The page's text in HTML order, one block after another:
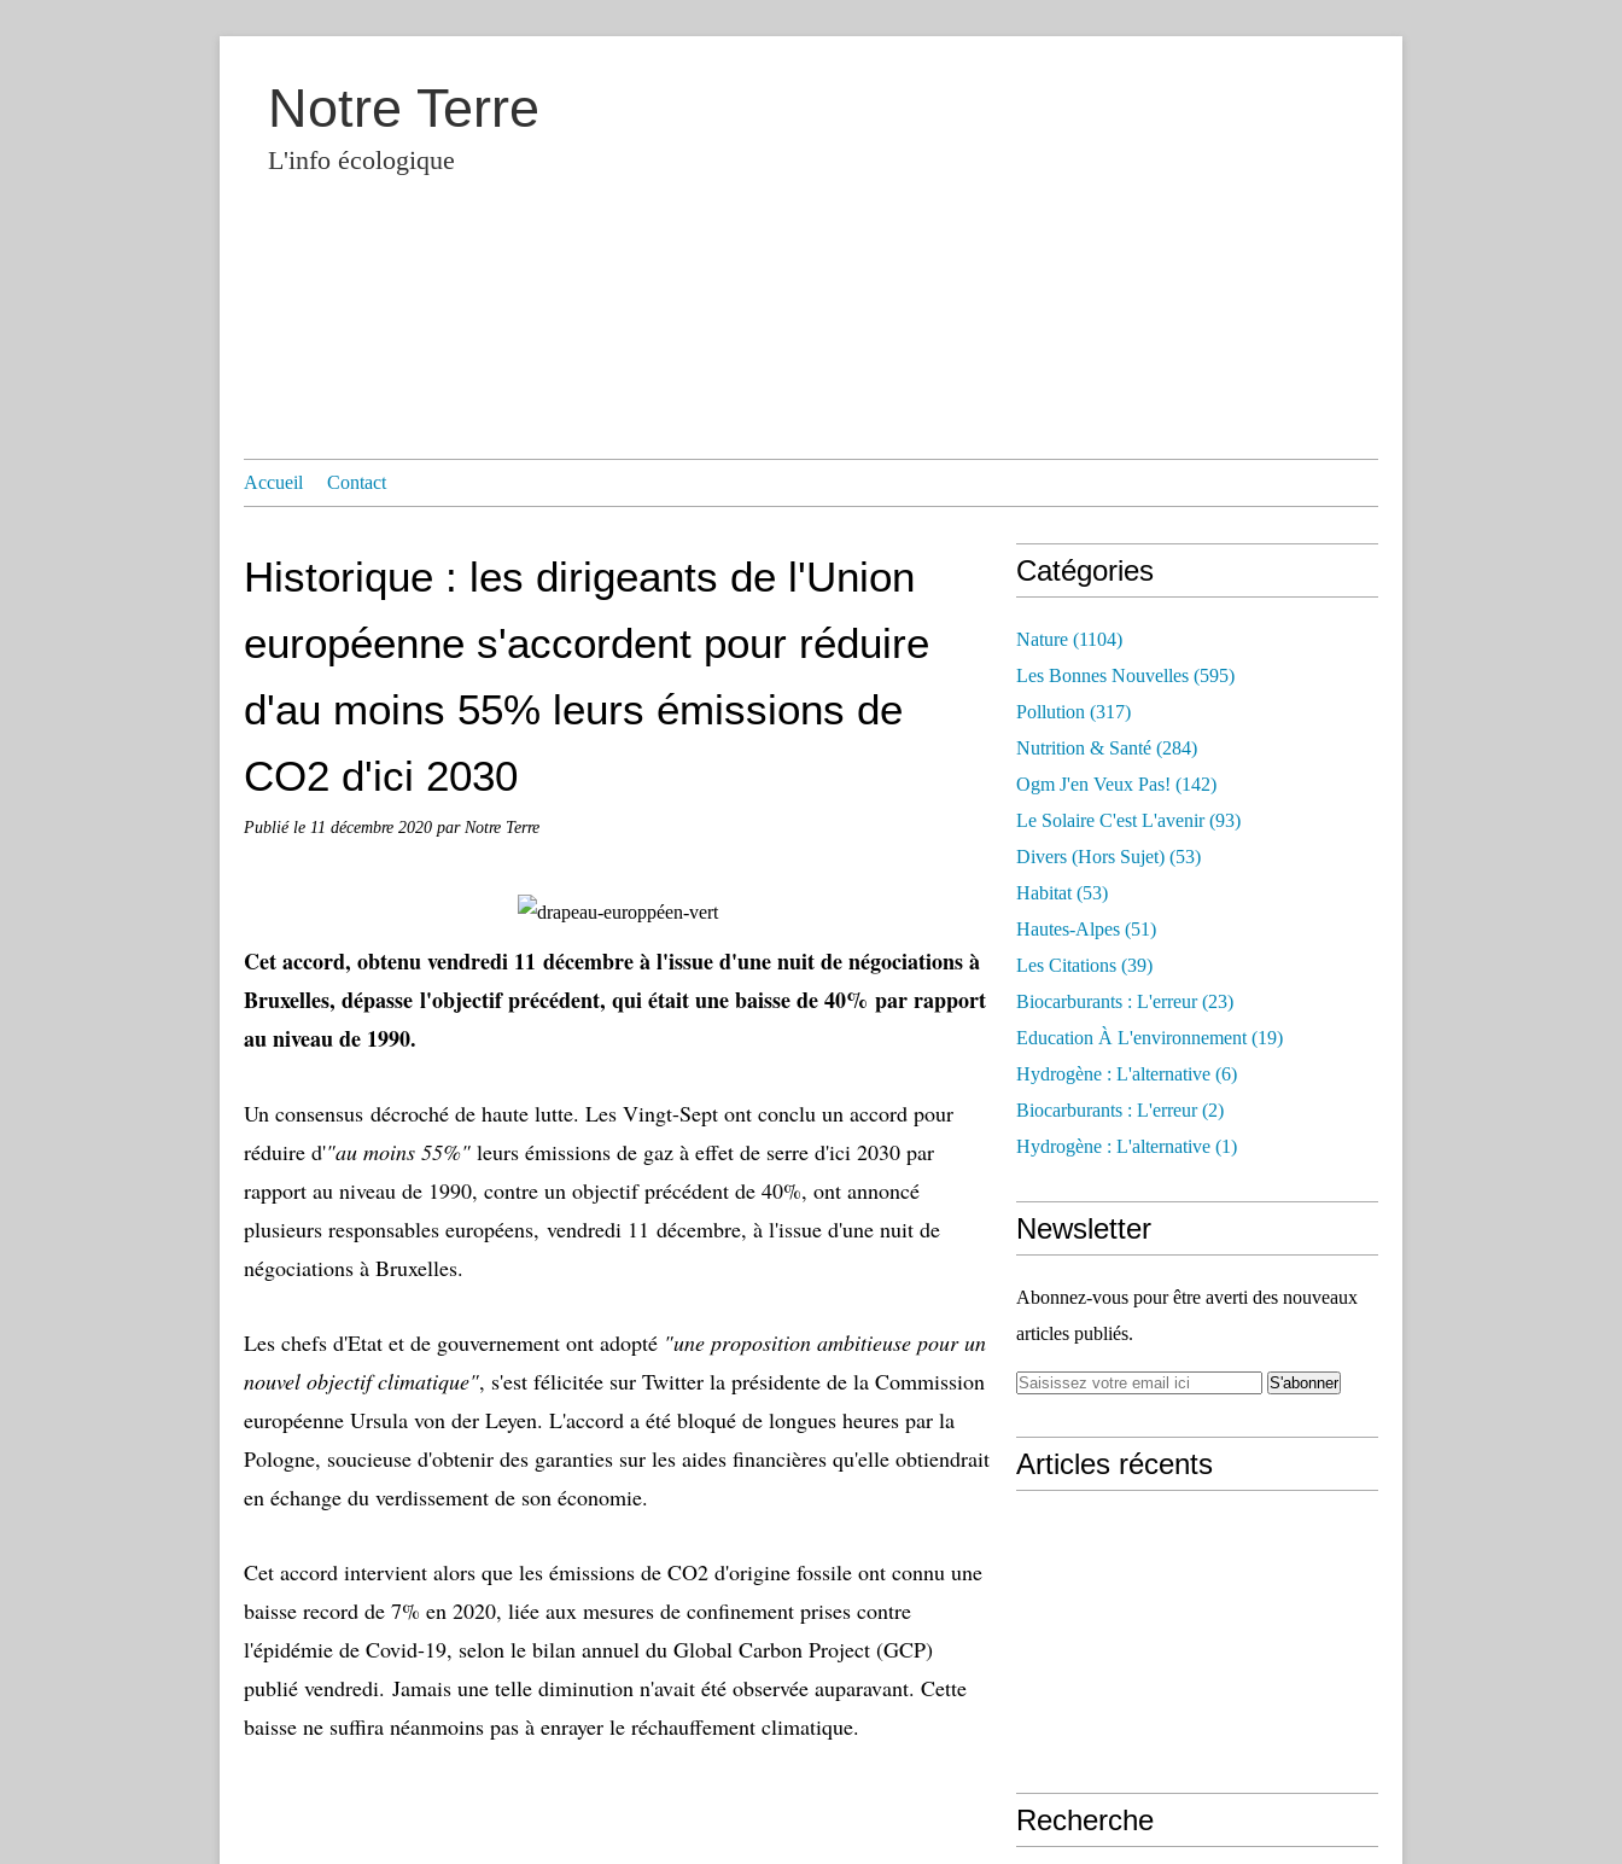
Notre Terre
L'info écologique
Accueil Contact
Historique : les dirigeants de l'Union
européenne s'accordent pour réduire
d'au moins 55% leurs émissions de
CO2 d'ici 2030
Publié le 11 décembre 2020 par Notre Terre
Cet accord, obtenu vendredi 11 décembre à l'issue d'une nuit de négociations à
Bruxelles, dépasse l'objectif précédent, qui était une baisse de 40% par rapport
au niveau de 1990.
Un consensus décroché de haute lutte. Les Vingt-Sept ont conclu un accord pour
réduire d'"au moins 55%" leurs émissions de gaz à effet de serre d'ici 2030 par
rapport au niveau de 1990, contre un objectif précédent de 40%, ont annoncé
plusieurs responsables européens, vendredi 11 décembre, à l'issue d'une nuit de
négociations à Bruxelles.
Les chefs d'Etat et de gouvernement ont adopté "une proposition ambitieuse pour un
nouvel objectif climatique", s'est félicitée sur Twitter la présidente de la Commission
européenne Ursula von der Leyen. L'accord a été bloqué de longues heures par la
Pologne, soucieuse d'obtenir des garanties sur les aides financières qu'elle obtiendrait
en échange du verdissement de son économie.
Cet accord intervient alors que les émissions de CO2 d'origine fossile ont connu une
baisse record de 7% en 2020, liée aux mesures de confinement prises contre
l'épidémie de Covid-19, selon le bilan annuel du Global Carbon Project (GCP)
publié vendredi. Jamais une telle diminution n'avait été observée auparavant. Cette
baisse ne suffira néanmoins pas à enrayer le réchauffement climatique.
Catégories
Nature (1104)
Les Bonnes Nouvelles (595)
Pollution (317)
Nutrition & Santé (284)
Ogm J'en Veux Pas! (142)
Le Solaire C'est L'avenir(93)
Divers (hors Sujet) (53)
Habitat (53)
Hautes-Alpes (51)
Les Citations (39)
Biocarburants : L'erreur(23)
Education À L'environnement (19)
Hydrogène : L'alternative (6)
Biocarburants : L'erreur(2)
Hydrogène : L'alternative (1)
Newsletter
Abonnez-vous pour être averti des nouveaux
articles publiés.
Articles récents
Recherche